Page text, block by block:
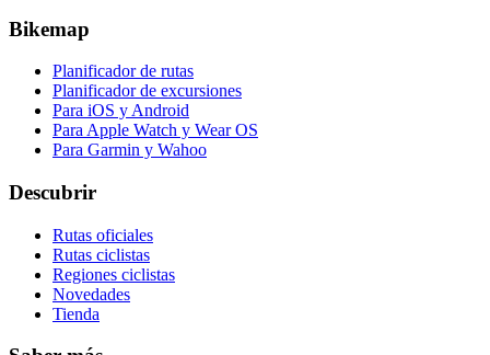
Bikemap
Planificador de rutas
Planificador de excursiones
Para iOS y Android
Para Apple Watch y Wear OS
Para Garmin y Wahoo
Descubrir
Rutas oficiales
Rutas ciclistas
Regiones ciclistas
Novedades
Tienda